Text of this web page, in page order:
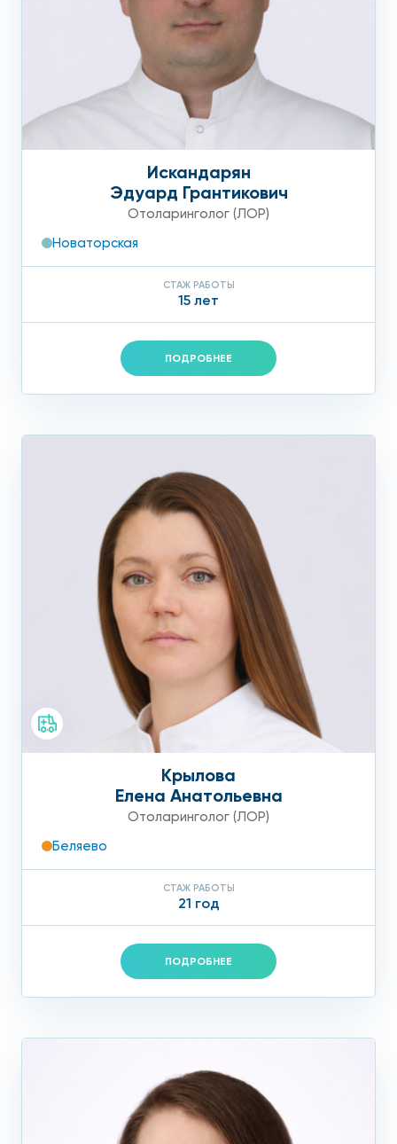
Искандарян
Эдуард Грантикович
Отоларинголог (ЛОР)
Новаторская
СТАЖ РАБОТЫ
15 лет
ПОДРОБНЕЕ
Крылова
Елена Анатольевна
Отоларинголог (ЛОР)
Беляево
СТАЖ РАБОТЫ
21 год
ПОДРОБНЕЕ